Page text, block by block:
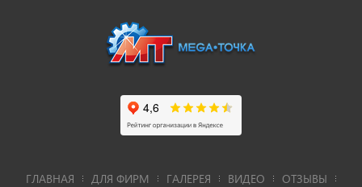
ГЛАВНАЯ ДЛЯ ФИРМ ГАЛЕРЕЯ ВИДЕО ОТЗЫВЫ